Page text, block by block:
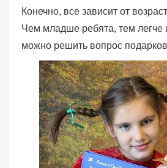
Конечно, все зависит от
Чем младше ребята, тем легче
можно решить вопрос